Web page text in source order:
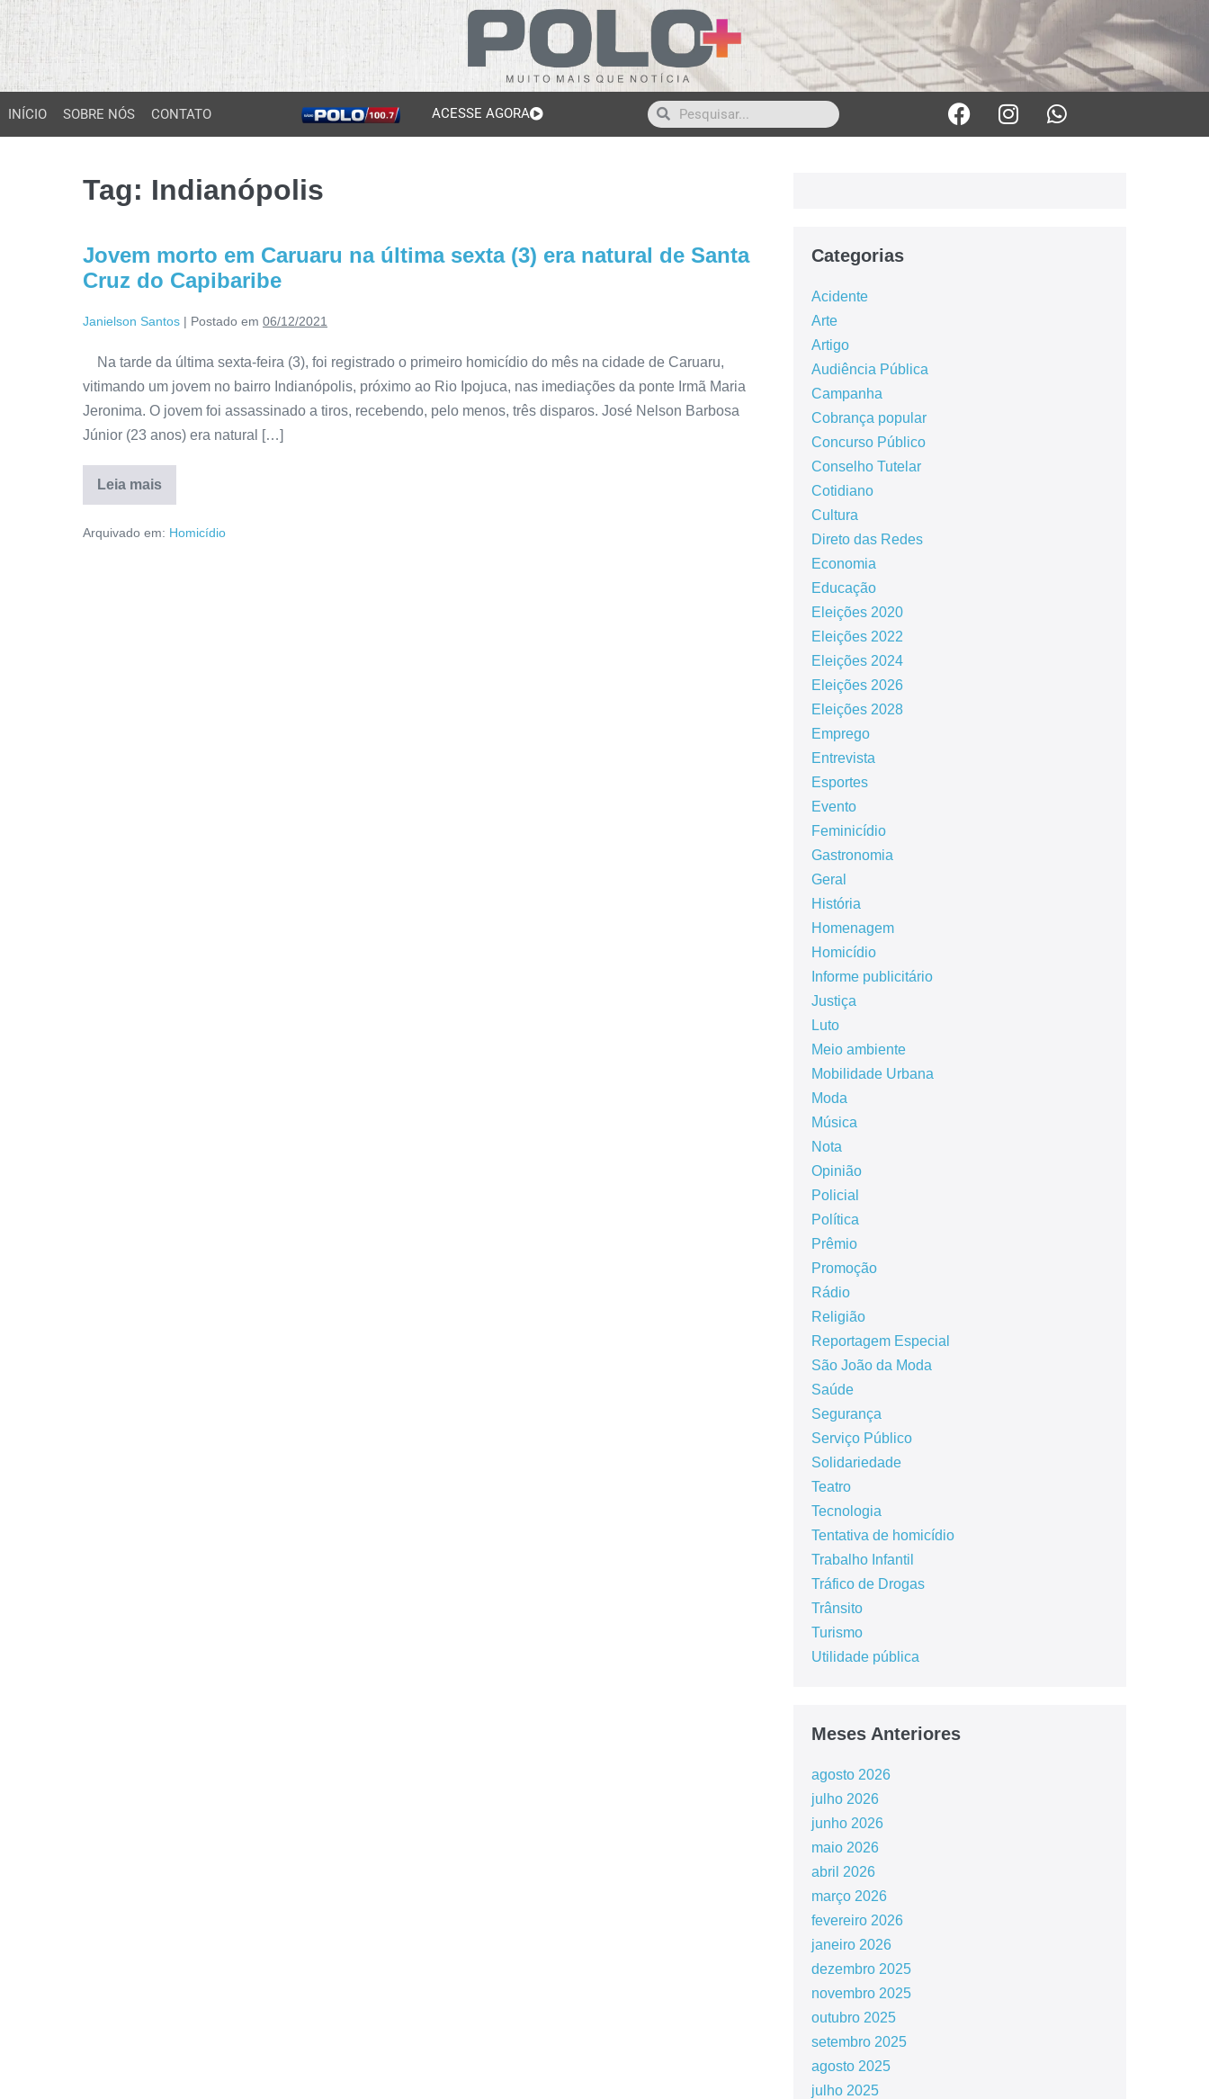
INÍCIO SOBRE NÓS CONTATO ACESSE AGORA
Tag: Indianópolis
Jovem morto em Caruaru na última sexta (3) era natural de Santa
Cruz do Capibaribe
Janielson Santos | Postado em 06/12/2021
Na tarde da última sexta-feira (3), foi registrado o primeiro homicídio do mês na cidade de Caruaru,
vitimando um jovem no bairro Indianópolis, próximo ao Rio Ipojuca, nas imediações da ponte Irmã Maria
Jeronima. O jovem foi assassinado a tiros, recebendo, pelo menos, três disparos. José Nelson Barbosa
Júnior (23 anos) era natural […]
Leia mais
Arquivado em: Homicídio
Categorias
Acidente
Arte
Artigo
Audiência Pública
Campanha
Cobrança popular
Concurso Público
Conselho Tutelar
Cotidiano
Cultura
Direto das Redes
Economia
Educação
Eleições 2020
Eleições 2022
Eleições 2024
Eleições 2026
Eleições 2028
Emprego
Entrevista
Esportes
Evento
Feminicídio
Gastronomia
Geral
História
Homenagem
Homicídio
Informe publicitário
Justiça
Luto
Meio ambiente
Mobilidade Urbana
Moda
Música
Nota
Opinião
Policial
Política
Prêmio
Promoção
Rádio
Religião
Reportagem Especial
São João da Moda
Saúde
Segurança
Serviço Público
Solidariedade
Teatro
Tecnologia
Tentativa de homicídio
Trabalho Infantil
Tráfico de Drogas
Trânsito
Turismo
Utilidade pública
Meses Anteriores
agosto 2026
julho 2026
junho 2026
maio 2026
abril 2026
março 2026
fevereiro 2026
janeiro 2026
dezembro 2025
novembro 2025
outubro 2025
setembro 2025
agosto 2025
julho 2025